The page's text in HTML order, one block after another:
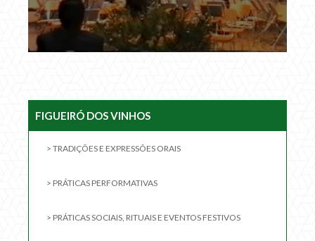
FIGUEIRÓ DOS VINHOS
> TRADIÇÕES E EXPRESSÕES ORAIS
> PRÁTICAS PERFORMATIVAS
> PRÁTICAS SOCIAIS, RITUAIS E EVENTOS FESTIVOS